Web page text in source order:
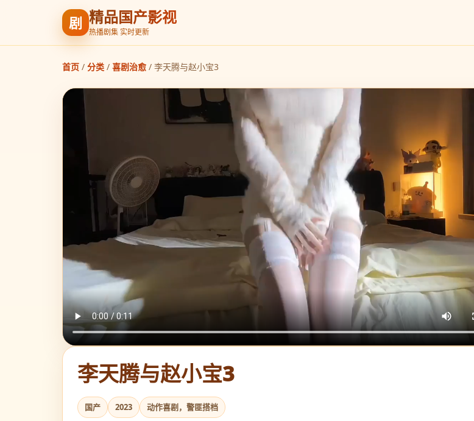
剧 精品国产影视
热播剧集 实时更新
首页 / 分类 / 喜剧治愈 / 李天腾与赵小宝3
李天腾与赵小宝3
国产 2023 动作喜剧，警匪搭档